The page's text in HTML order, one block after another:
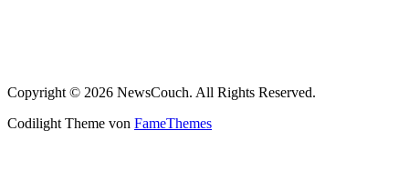
Copyright © 2026 NewsCouch. All Rights Reserved.
Codilight Theme von FameThemes